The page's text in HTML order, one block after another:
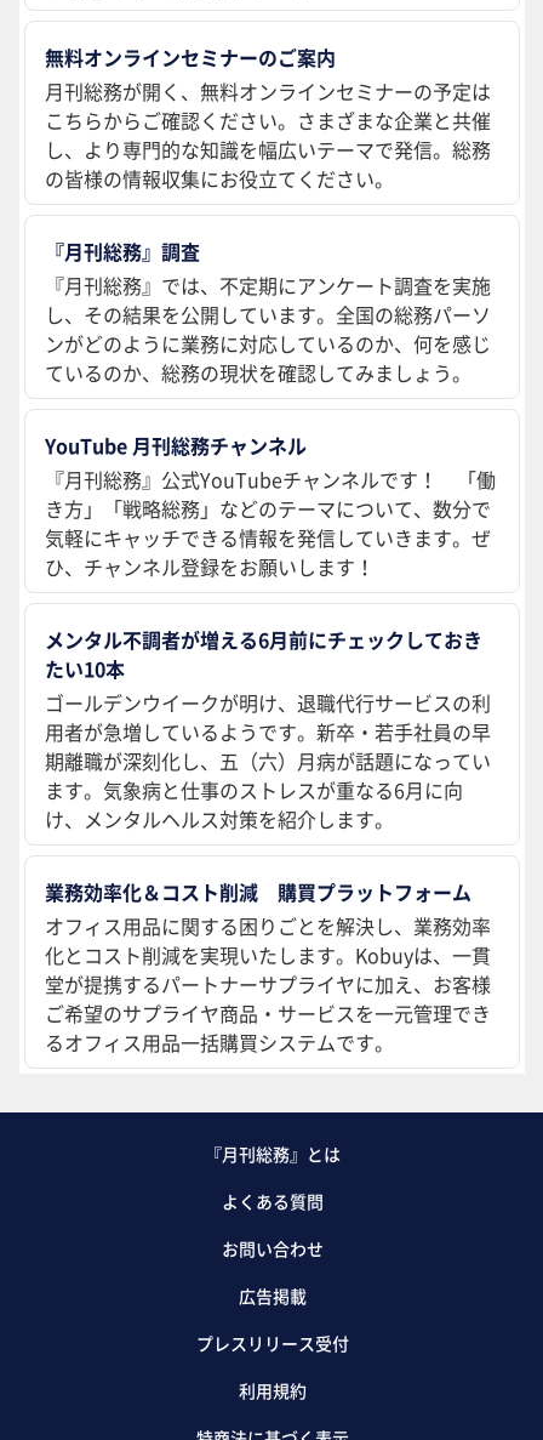
無料オンラインセミナーのご案内
月刊総務が開く、無料オンラインセミナーの予定は
こちらからご確認ください。さまざまな企業と共催
し、より専門的な知識を幅広いテーマで発信。総務
の皆様の情報収集にお役立てください。
『月刊総務』調査
『月刊総務』では、不定期にアンケート調査を実施
し、その結果を公開しています。全国の総務パーソ
ンがどのように業務に対応しているのか、何を感じ
ているのか、総務の現状を確認してみましょう。
YouTube 月刊総務チャンネル
『月刊総務』公式YouTubeチャンネルです！ 「働
き方」「戦略総務」などのテーマについて、数分で
気軽にキャッチできる情報を発信していきます。ぜ
ひ、チャンネル登録をお願いします！
メンタル不調者が増える6月前にチェックしておき
たい10本
ゴールデンウイークが明け、退職代行サービスの利
用者が急増しているようです。新卒・若手社員の早
期離職が深刻化し、五（六）月病が話題になってい
ます。気象病と仕事のストレスが重なる6月に向
け、メンタルヘルス対策を紹介します。
業務効率化＆コスト削減 購買プラットフォーム
オフィス用品に関する困りごとを解決し、業務効率
化とコスト削減を実現いたします。Kobuyは、一貫
堂が提携するパートナーサプライヤに加え、お客様
ご希望のサプライヤ商品・サービスを一元管理でき
るオフィス用品一括購買システムです。
『月刊総務』とは
よくある質問
お問い合わせ
広告掲載
プレスリリース受付
利用規約